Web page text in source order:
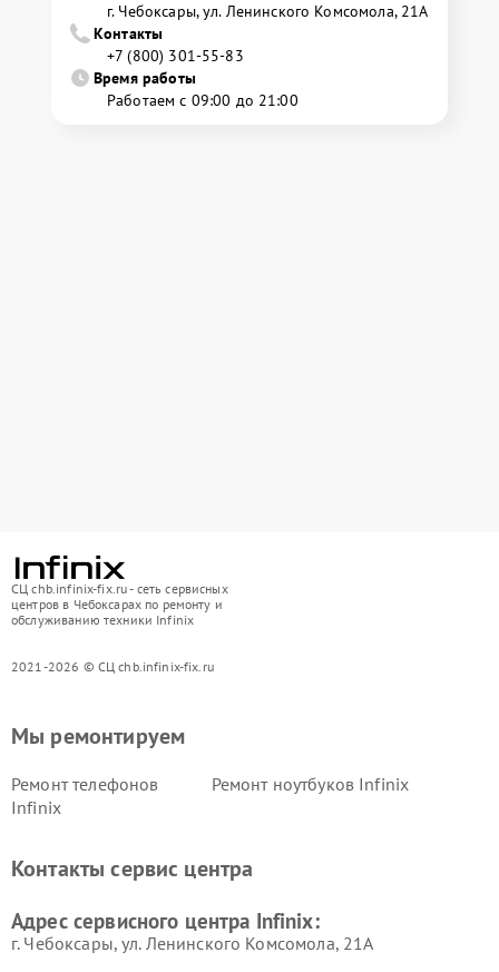
г. Чебоксары, ул. Ленинского Комсомола, 21А
Контакты
+7 (800) 301-55-83
Время работы
Работаем с 09:00 до 21:00
СЦ chb.infinix-fix.ru - сеть сервисных
центров в Чебоксарах по ремонту и
обслуживанию техники Infinix
2021-2026 © СЦ chb.infinix-fix.ru
Мы ремонтируем
Ремонт телефонов
Infinix
Ремонт ноутбуков Infinix
Контакты сервис центра
Адрес сервисного центра Infinix:
г. Чебоксары, ул. Ленинского Комсомола, 21А